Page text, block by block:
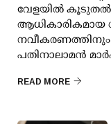
വേളയിൽ കൂടുതൽ
ആധികാരികമായ
പതിനാലാമൻ
READ MORE